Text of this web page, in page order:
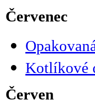
Červenec
Kotlíkové
Červen